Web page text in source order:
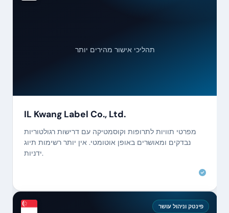
תהליכי אישור מהירים יותר
IL Kwang Label Co., Ltd.
מפרטי תוויות לתרופות וקוסמטיקה עם דרישות רגולטוריות
נבדקים ומאושרים באופן אוטומטי. אין יותר רשימות תיוג
ידניות.
פינטק וניהול עושר